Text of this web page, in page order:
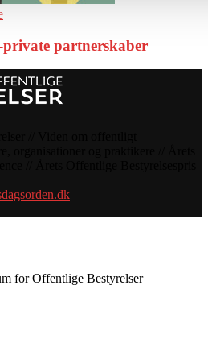
partnerskaber
for Offentlige Bestyrelser